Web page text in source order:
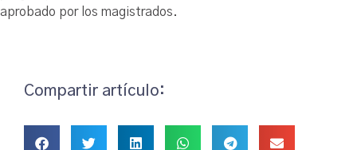
aprobado por los magistrados.
Compartir artículo: